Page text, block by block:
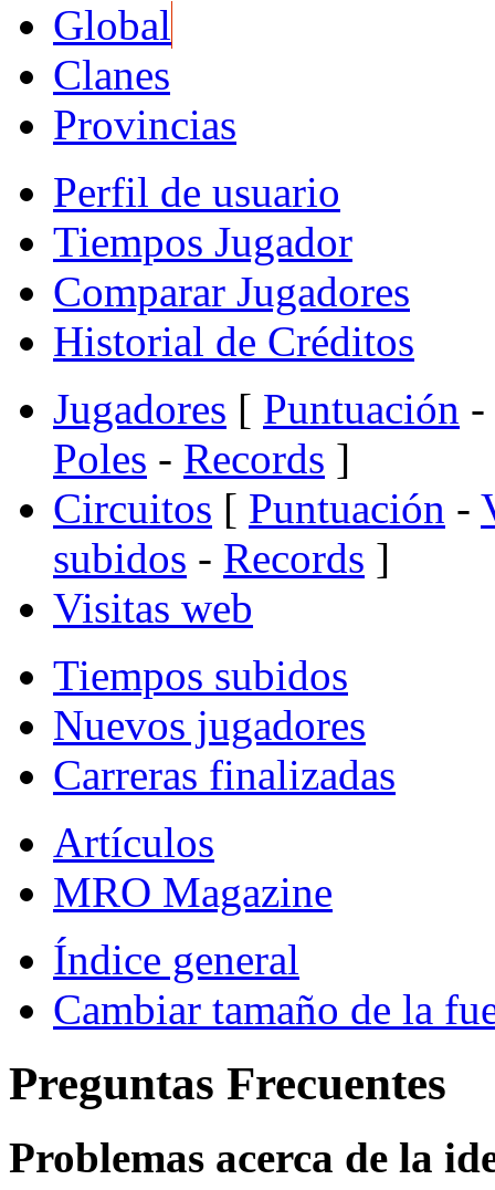
Global
Clanes
Provincias
Perfil de usuario
Tiempos Jugador
Comparar Jugadores
Historial de Créditos
Jugadores [ Puntuación -
Poles - Records ]
Circuitos [ Puntuación -
subidos - Records ]
Visitas web
Tiempos subidos
Nuevos jugadores
Carreras finalizadas
Artículos
MRO Magazine
Índice general
Cambiar tamaño de la
Preguntas Frecuentes
Problemas acerca de la